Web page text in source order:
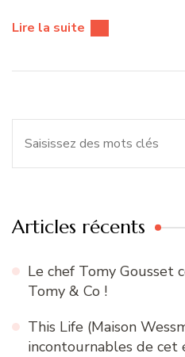
Lire la suite
Articles récents
Le chef Tomy Gousset
Tomy & Co !
This Life (Maison
incontournables de cet